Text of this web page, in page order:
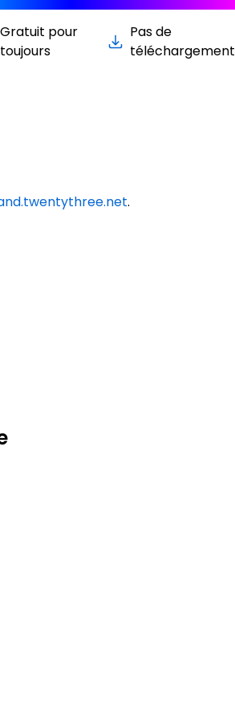
Gratuit pour
toujours
Pas de
téléchargement
.